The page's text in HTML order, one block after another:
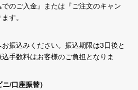
のご入金』または『ご注文のキャン
す。
振込みください。振込期限は3日後と
手数料はお客様のご負担となりま
/口座振替）